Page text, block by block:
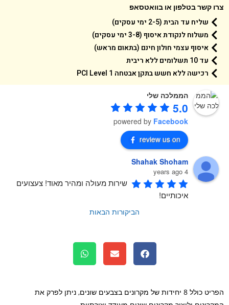
קשר בטלפון או בוואטסאפ
שליח עד הבית (2-5 ימי עסקים)
משלוח לנקודת איסוף (3-8 ימי עסקים)
איסוף עצמי חולון חינם (בתאום מראש)
עד 10 תשלומים ללא ריבית
רכישה ללא חשש בתקן אבטחה 1 PCI Level
הממלכה שלי
5.0
powered byFacebook
review us on
Shahak Shoham
4 years ago
שירות מעולה ומהיר מאוד! צעצועים
איכותיים!
הביקורות הבאות
הפריט כולל 8 יחידות של מקרונים בצבעים שונים, ניתן לפרק את